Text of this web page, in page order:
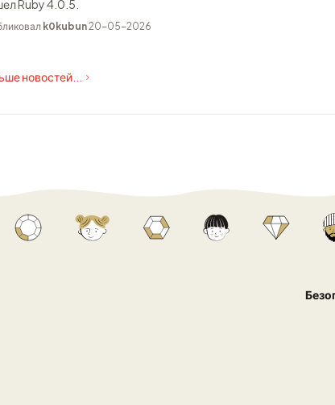
Ruby 4.0.5.
k0kubun20-05-2026
новостей...